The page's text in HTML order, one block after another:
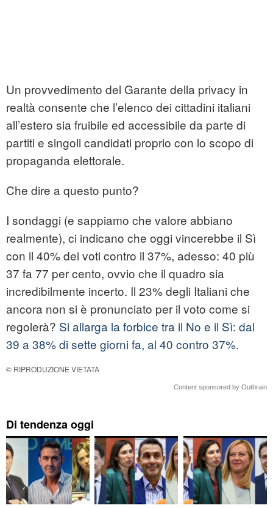
Un provvedimento del Garante della privacy in
realtà consente che l’elenco dei cittadini italiani
all’estero sia fruibile ed accessibile da parte di
partiti e singoli candidati proprio con lo scopo di
propaganda elettorale.
Che dire a questo punto?
I sondaggi (e sappiamo che valore abbiano
realmente), ci indicano che oggi vincerebbe il Sì
con il 40% dei voti contro il 37%, adesso: 40 più
37 fa 77 per cento, ovvio che il quadro sia
incredibilmente incerto. Il 23% degli Italiani che
ancora non si è pronunciato per il voto come si
regolerà? Si allarga la forbice tra il No e il Sì: dal
39 a 38% di sette giorni fa, al 40 contro 37%.
© RIPRODUZIONE VIETATA
Content sponsored by Outbrain
Di tendenza oggi